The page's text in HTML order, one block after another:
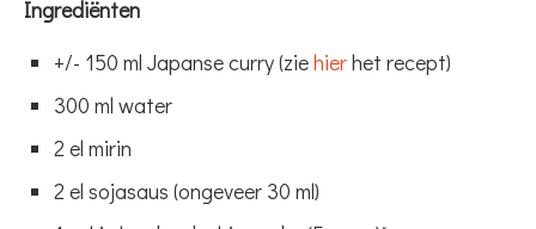
Ingrediënten
+/- 150 ml Japanse curry (ziehierhet recept)
300 ml water
2 el mirin
2 el sojasaus (ongeveer 30 ml)